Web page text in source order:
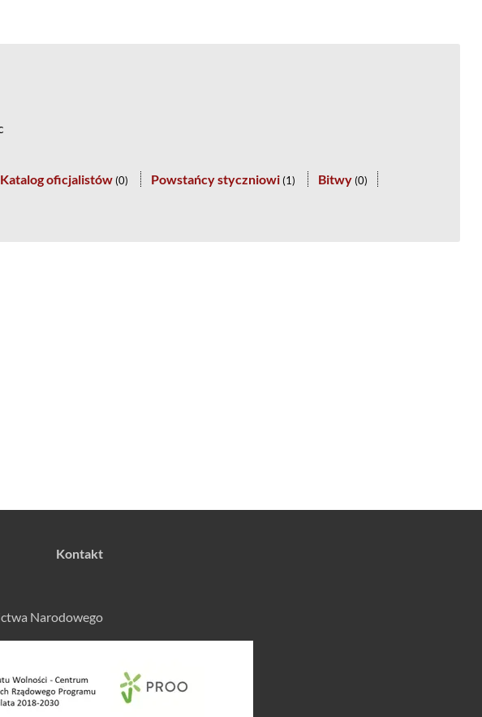
Katalog oficjalistów (0) Powstańcy styczniowi (1) Bitwy (0)
Kontakt
Narodowego